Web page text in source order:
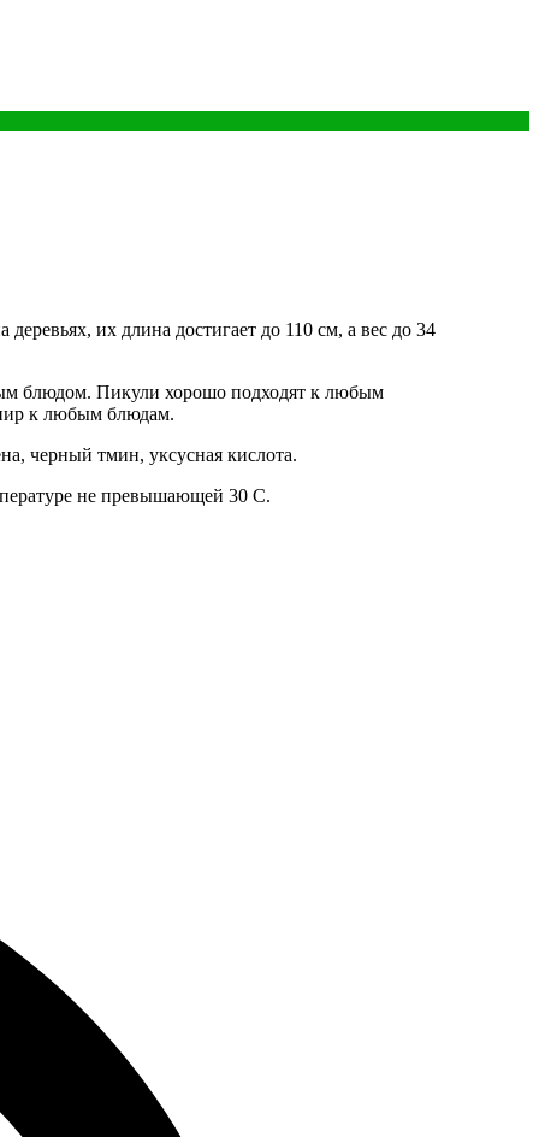
их длина достигает до 110 см, а вес до 34
блюдом. Пикули хорошо подходят к любым
к любым блюдам.
черный тмин, уксусная кислота.
не превышающей 30 С.